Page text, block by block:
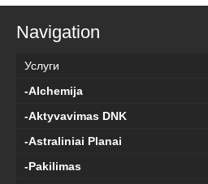
Navigation
Услуги
-Alchemija
-Aktyvavimas DNK
-Astraliniai Planai
-Pakilimas